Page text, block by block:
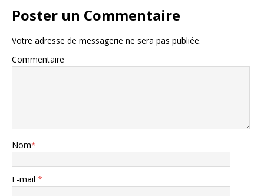
Poster un Commentaire
Votre adresse de messagerie ne sera pas publiée.
Commentaire
Nom*
E-mail *